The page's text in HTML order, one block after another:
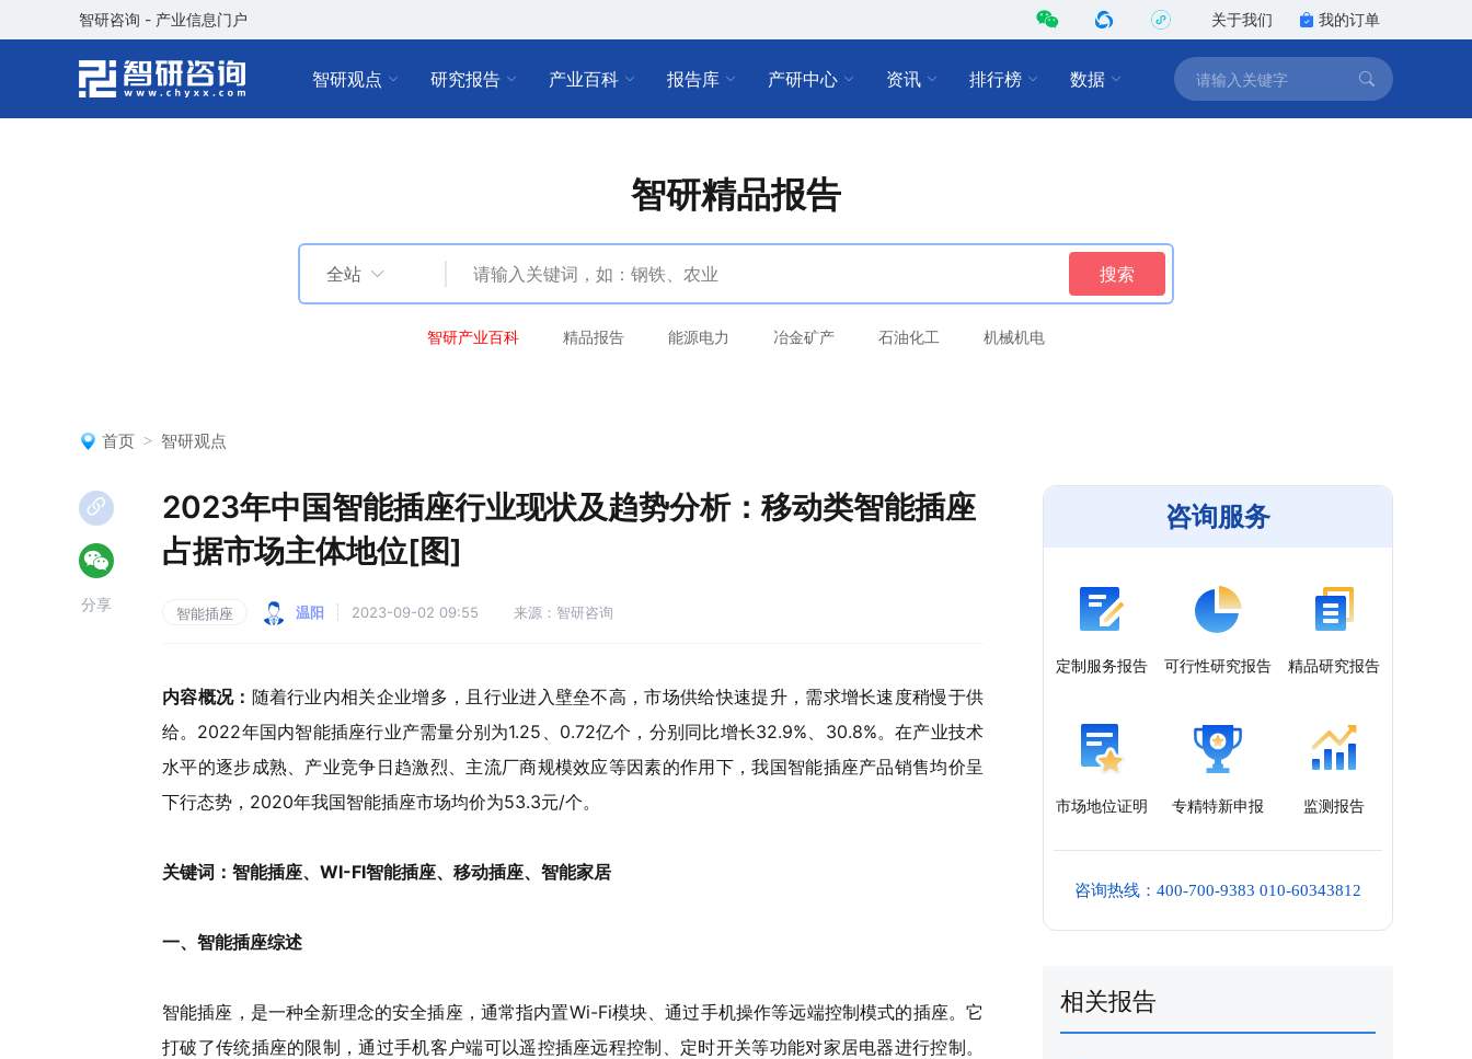
智研咨询 - 产业信息门户 关于我们 我的订单
智研观点 研究报告 产业百科 报告库 产研中心 资讯 排行榜 数据
智研精品报告
全站 搜索
智研产业百科 精品报告 能源电力 冶金矿产 石油化工 机械机电
首页 智研观点
2023年中国智能插座行业现状及趋势分析：移动类智能插座
占据市场主体地位[图]
智能插座 温阳 2023-09-02 09:55 来源：智研咨询
内容概况： 随着行业内相关企业增多，且行业进入壁垒不高，市场供给快速提升，需求增长速度稍慢于供
给。2022年国内智能插座行业产需量分别为1.25、0.72亿个，分别同比增长32.9%、30.8%。在产业技术
水平的逐步成熟、产业竞争日趋激烈、主流厂商规模效应等因素的作用下，我国智能插座产品销售均价呈
下行态势，2020年我国智能插座市场均价为53.3元/个。
关键词： 智能插座、WI-FI智能插座、移动插座、智能家居
一、 智能插座综述
智能插座，是一种全新理念的安全插座，通常指内置Wi-Fi模块、通过手机操作等远端控制模式的插座。它
打破了传统插座的限制，通过手机客户端可以遥控插座远程控制、定时开关等功能对家居电器进行控制。
分享
咨询服务
定制服务报告 可行性研究报告 精品研究报告
市场地位证明 专精特新申报 监测报告
咨询热线：400-700-9383 010-60343812
相关报告